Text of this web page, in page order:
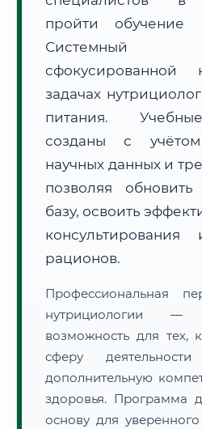
Часовой пояс:
Формат учебы:
🗺️ Зона обслуживания: г. Нижнекамск
• Маршрут транзита:~1 953 км
• Экспресс-доставка СДЭК / Почтой:3–5
📜 Документы и аккредитация
🔍Нажмите на документ для
пройти обучение
Системный
сфокусированной
задачах
питания.
созданы с
научных данных и
позволяя обновить
базу, освоить
консультирования
рационов.
Профессиональная
нутрициологии —
возможность для тех,
сферу
дополнительную
здоровья. Программа
основу для